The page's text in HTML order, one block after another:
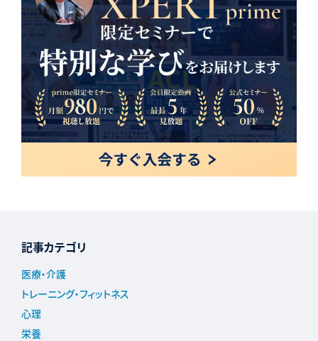
記事カテゴリ
医療・介護
トレーニング・フィットネス
心理
栄養